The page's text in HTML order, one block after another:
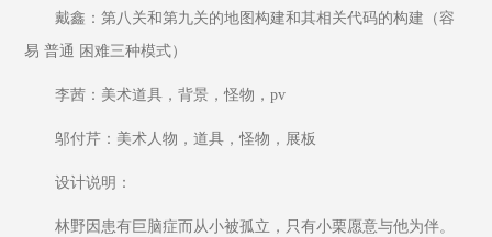
戴鑫：第八关和第九关的地图构建和其相关代码的构建（容
易 普通 困难三种模式）
李茜：美术道具，背景，怪物，pv
邬付芹：美术人物，道具，怪物，展板
设计说明：
林野因患有巨脑症而从小被孤立，只有小栗愿意与他为伴。